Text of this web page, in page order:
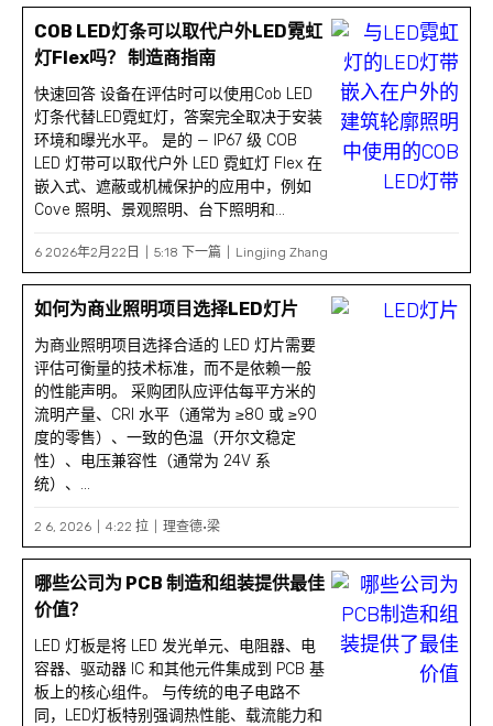
COB LED灯条可以取代户外LED霓虹
灯Flex吗？ 制造商指南
快速回答 设备在评估时可以使用Cob LED
灯条代替LED霓虹灯，答案完全取决于安装
环境和曝光水平。 是的 — IP67 级 COB
LED 灯带可以取代户外 LED 霓虹灯 Flex 在
嵌入式、遮蔽或机械保护的应用中，例如
Cove 照明、景观照明、台下照明和...
6 2026年2月22日 5:18 下一篇 Lingjing Zhang
如何为商业照明项目选择LED灯片
为商业照明项目选择合适的 LED 灯片需要
评估可衡量的技术标准，而不是依赖一般
的性能声明。 采购团队应评估每平方米的
流明产量、CRI 水平（通常为 ≥80 或 ≥90
度的零售）、一致的色温（开尔文稳定
性）、电压兼容性（通常为 24V 系
统）、...
2 6, 2026 4:22 拉 理查德·梁
哪些公司为 PCB 制造和组装提供最佳
价值？
LED 灯板是将 LED 发光单元、电阻器、电
容器、驱动器 IC 和其他元件集成到 PCB 基
板上的核心组件。 与传统的电子电路不
同，LED灯板特别强调热性能、载流能力和